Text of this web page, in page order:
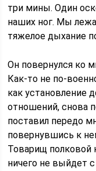
три мины. Один
наших ног. Мы
тяжелое дыхание
Он повернулся ко
Как-то не по-
как установление
отношений, снова
поставил передо
повернувшись к
Товарищ полковой
ничего не выйдет